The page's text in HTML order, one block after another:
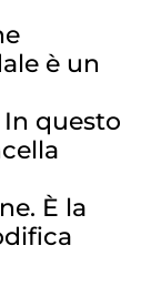
è un
In questo
È la